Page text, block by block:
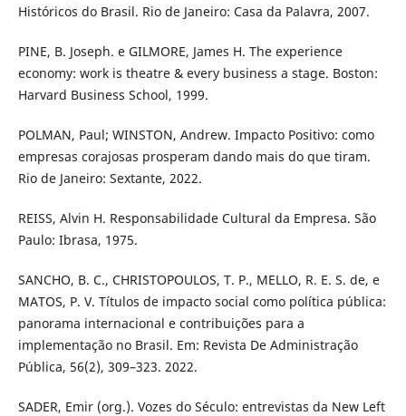
Históricos do Brasil. Rio de Janeiro: Casa da Palavra, 2007.
PINE, B. Joseph. e GILMORE, James H. The experience
economy: work is theatre & every business a stage. Boston:
Harvard Business School, 1999.
POLMAN, Paul; WINSTON, Andrew. Impacto Positivo: como
empresas corajosas prosperam dando mais do que tiram.
Rio de Janeiro: Sextante, 2022.
REISS, Alvin H. Responsabilidade Cultural da Empresa. São
Paulo: Ibrasa, 1975.
SANCHO, B. C., CHRISTOPOULOS, T. P., MELLO, R. E. S. de, e
MATOS, P. V. Títulos de impacto social como política pública:
panorama internacional e contribuições para a
implementação no Brasil. Em: Revista De Administração
Pública, 56(2), 309–323. 2022.
SADER, Emir (org.). Vozes do Século: entrevistas da New Left